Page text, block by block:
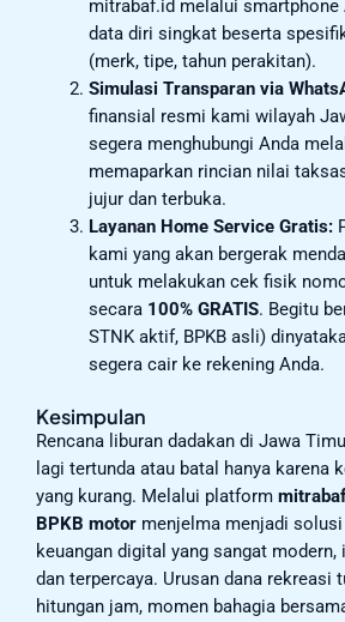
mitrabaf.id melalui smartphone
data diri singkat beserta
(merk, tipe, tahun perakitan).
Simulasi Transparan via
finansial resmi kami wilayah
segera menghubungi Anda
memaparkan rincian nilai
jujur dan terbuka.
Layanan Home Service Gratis:
kami yang akan bergerak
untuk melakukan cek fisik
secara 100% GRATIS. Begitu
STNK aktif, BPKB asli)
segera cair ke rekening Anda.
Kesimpulan
Rencana liburan dadakan di Jawa
lagi tertunda atau batal hanya karena
yang kurang. Melalui platform
BPKB motor menjelma menjadi
keuangan digital yang sangat modern,
dan terpercaya. Urusan dana rekreasi
hitungan jam, momen bahagia